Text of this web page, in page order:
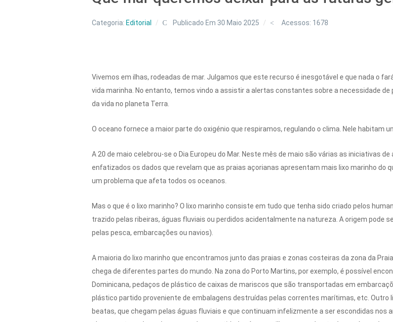
Categoria: Editorial Publicado Em 30 Maio 2025 Acessos: 1678
Vivemos em ilhas, rodeadas de mar. Julgamos que este recurso é inesgotável e que nada o
vida marinha. No entanto, temos vindo a assistir a alertas constantes sobre a necessidade
da vida no planeta Terra.
O oceano fornece a maior parte do oxigénio que respiramos, regulando o clima. Nele habitam
A 20 de maio celebrou-se o Dia Europeu do Mar. Neste mês de maio são várias as iniciativas
enfatizados os dados que revelam que as praias açorianas apresentam mais lixo marinho do
um problema que afeta todos os oceanos.
Mas o que é o lixo marinho? O lixo marinho consiste em tudo que tenha sido criado pelos
trazido pelas ribeiras, águas fluviais ou perdidos acidentalmente na natureza. A origem pode
pelas pesca, embarcações ou navios).
A maioria do lixo marinho que encontramos junto das praias e zonas costeiras da zona da
chega de diferentes partes do mundo. Na zona do Porto Martins, por exemplo, é possível
Dominicana, pedaços de plástico de caixas de mariscos que são transportadas em
plástico partido proveniente de embalagens destruídas pelas correntes marítimas, etc. Outro
beatas, que chegam pelas águas fluviais e que continuam infelizmente a ser escondidas nos